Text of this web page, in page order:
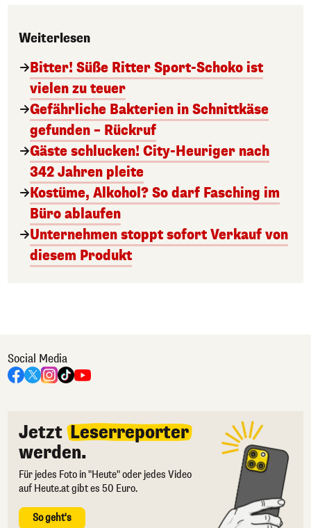
Weiterlesen
Bitter! Süße Ritter Sport-Schoko ist
vielen zu teuer
Gefährliche Bakterien in Schnittkäse
gefunden – Rückruf
Gäste schlucken! City-Heuriger nach
342 Jahren pleite
Kostüme, Alkohol? So darf Fasching im
Büro ablaufen
Unternehmen stoppt sofort Verkauf von
diesem Produkt
Social Media
Jetzt Leserreporter
werden.
Für jedes Foto in "Heute" oder jedes Video
auf Heute.at gibt es 50 Euro.
So geht's